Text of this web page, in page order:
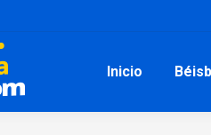
Inicio